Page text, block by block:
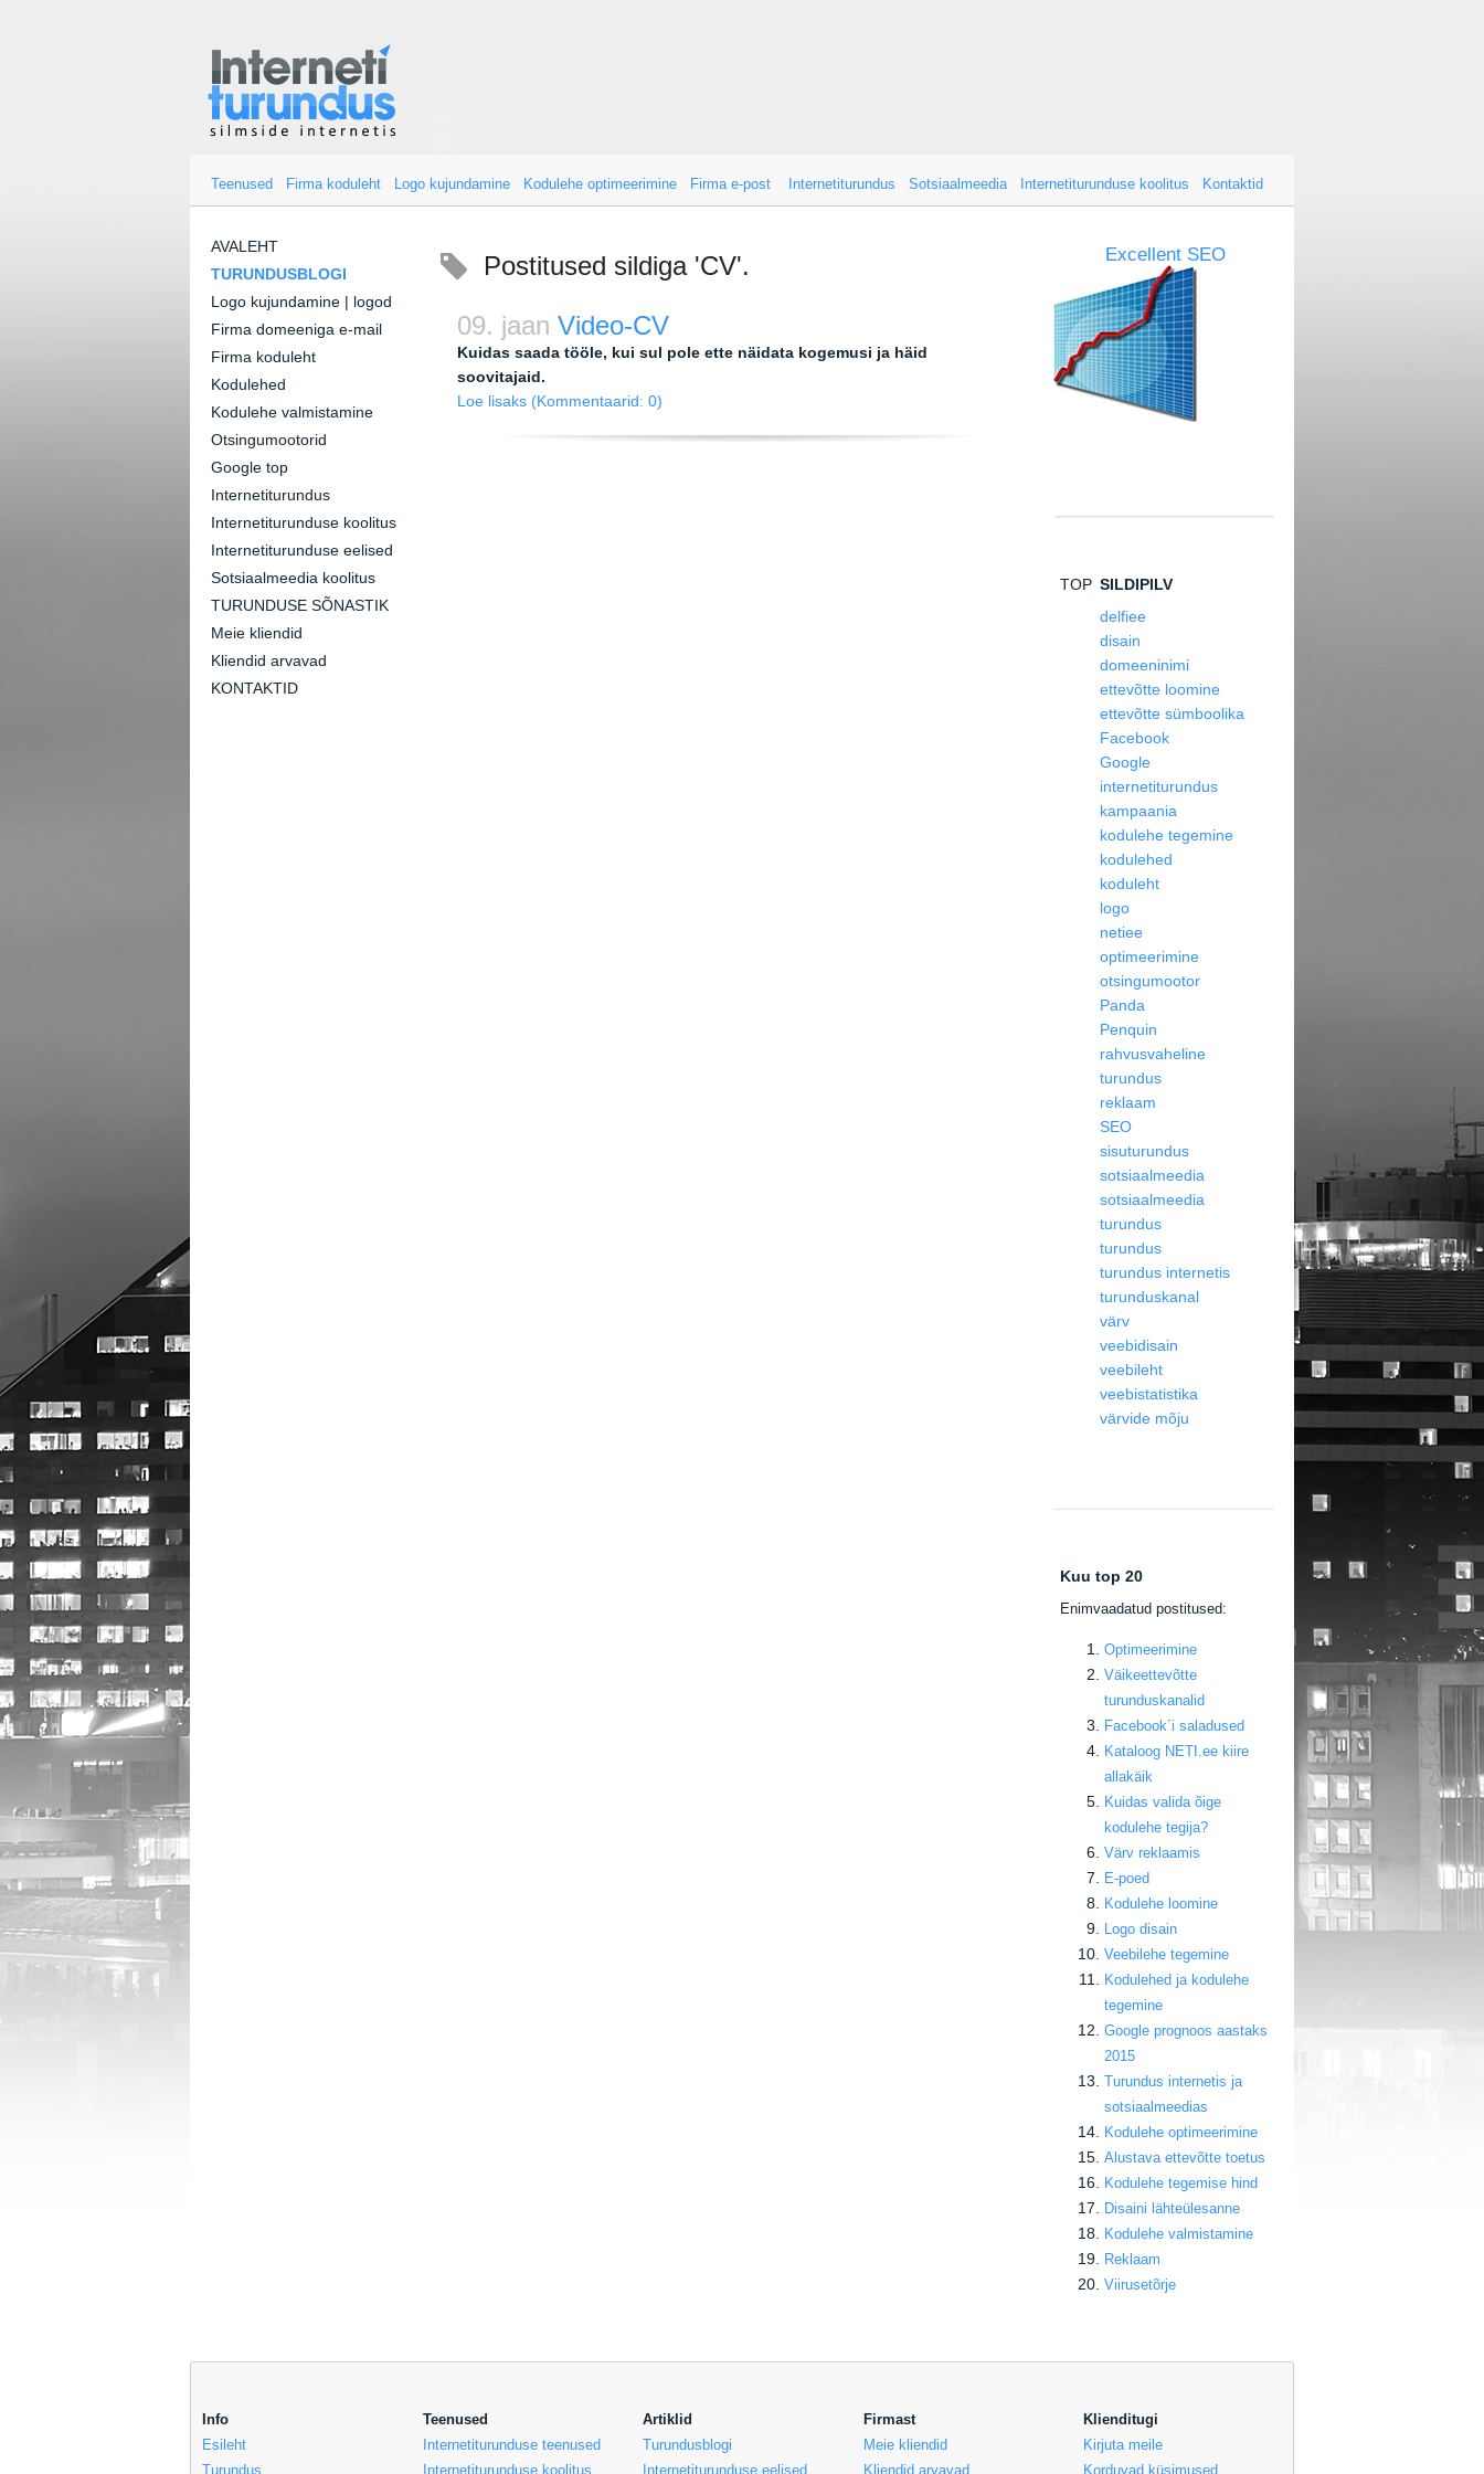
Teenused Firma koduleht Logo kujundamine Kodulehe optimeerimine Firma e-post Internetiturundus Sotsiaalmeedia Internetiturunduse koolitus Kontaktid
AVALEHT
TURUNDUSBLOGI
Logo kujundamine | logod
Firma domeeniga e-mail
Firma koduleht
Kodulehed
Kodulehe valmistamine
Otsingumootorid
Google top
Internetiturundus
Internetiturunduse koolitus
Internetiturunduse eelised
Sotsiaalmeedia koolitus
TURUNDUSE SÕNASTIK
Meie kliendid
Kliendid arvavad
KONTAKTID
Postitused sildiga 'CV'.
09. jaan Video-CV
Kuidas saada tööle, kui sul pole ette näidata kogemusi ja häid
soovitajaid.
Loe lisaks (Kommentaarid: 0)
Excellent SEO
TOP SILDIPILV
delfiee
disain
domeeninimi
ettevõtte loomine
ettevõtte sümboolika
Facebook
Google
internetiturundus
kampaania
kodulehe tegemine
kodulehed
koduleht
logo
netiee
optimeerimine
otsingumootor
Panda
Penquin
rahvusvaheline
turundus
reklaam
SEO
sisuturundus
sotsiaalmeedia
sotsiaalmeedia
turundus
turundus
turundus internetis
turunduskanal
värv
veebidisain
veebileht
veebistatistika
värvide mõju
Kuu top 20
Enimvaadatud postitused:
Optimeerimine
Väikeettevõtte
turunduskanalid
Facebook´i saladused
Kataloog NETI.ee kiire
allakäik
Kuidas valida õige
kodulehe tegija?
Värv reklaamis
E-poed
Kodulehe loomine
Logo disain
Veebilehe tegemine
Kodulehed ja kodulehe
tegemine
Google prognoos aastaks
2015
Turundus internetis ja
sotsiaalmeedias
Kodulehe optimeerimine
Alustava ettevõtte toetus
Kodulehe tegemise hind
Disaini lähteülesanne
Kodulehe valmistamine
Reklaam
Viirusetõrje
Info
Esileht
Turundus
Teenused
Internetiturunduse teenused
Internetiturunduse koolitus
Artiklid
Turundusblogi
Internetiturunduse eelised
Firmast
Meie kliendid
Kliendid arvavad
Klienditugi
Kirjuta meile
Korduvad küsimused